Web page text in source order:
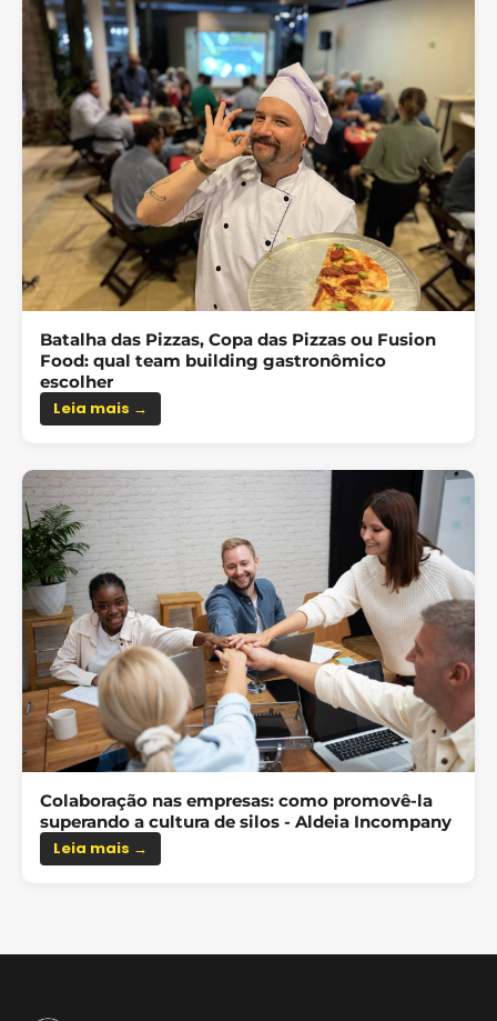
Batalha das Pizzas, Copa das Pizzas ou Fusion
Food: qual team building gastronômico
escolher
Leia mais →
Colaboração nas empresas: como promovê-la
superando a cultura de silos - Aldeia Incompany
Leia mais →